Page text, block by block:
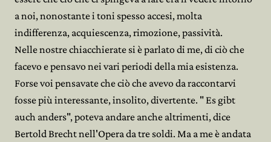
a noi, nonostante i toni spesso accesi, molta
indifferenza, acquiescenza, rimozione, passività.
Nelle nostre chiacchierate si è parlato di me, di ciò che
facevo e pensavo nei vari periodi della mia esistenza.
Forse voi pensavate che ciò che avevo da raccontarvi
fosse più interessante, insolito, divertente. " Es gibt
auch anders", poteva andare anche altrimenti, dice
Bertold Brecht nell'Opera da tre soldi. Ma a me è andata